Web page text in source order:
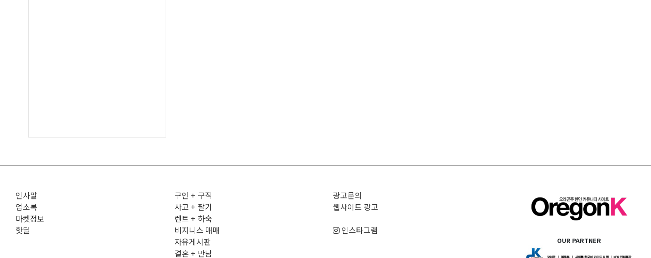
인사말
업소록
마켓정보
핫딜
구인 + 구직
사고 + 팔기
렌트 + 하숙
비지니스 매매
자유게시판
결혼 + 만남
광고문의
웹사이트 광고
인스타그램
OUR PARTNER